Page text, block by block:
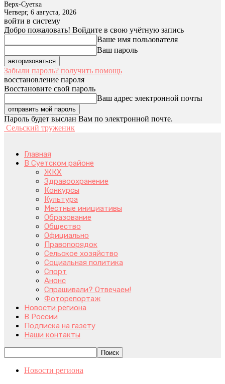
Верх-Суетка
Четверг, 6 августа, 2026
войти в систему
Добро пожаловать! Войдите в свою учётную запись
Ваше имя пользователя
Ваш пароль
Забыли пароль? получить помощь
восстановление пароля
Восстановите свой пароль
Ваш адрес электронной почты
Пароль будет выслан Вам по электронной почте.
Сельский труженик
Главная
В Суетском районе
ЖКХ
Здравоохранение
Конкурсы
Культура
Местные инициативы
Образование
Общество
Официально
Правопорядок
Сельское хозяйство
Социальная политика
Спорт
Анонс
Спрашивали? Отвечаем!
Фоторепортаж
Новости региона
В России
Подписка на газету
Наши контакты
Новости региона